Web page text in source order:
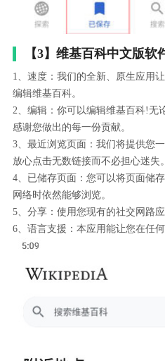
【3】维基百科中文版软
1、速度：我们的全新、原生应用
编辑维基百科。
2、编辑：你可以编辑维基百科!无
感谢您做出的每一份贡献。
3、最近浏览页面：我们将提供您
放心点击无数链接而不必担心迷失。
4、已储存页面：您可以将页面储
网络时依然能够浏览。
5、分享：使用您现有的社交网路
6、语言支援：本应用能让您在任